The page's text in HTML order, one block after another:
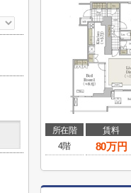
所在階 賃料
4階
80万円